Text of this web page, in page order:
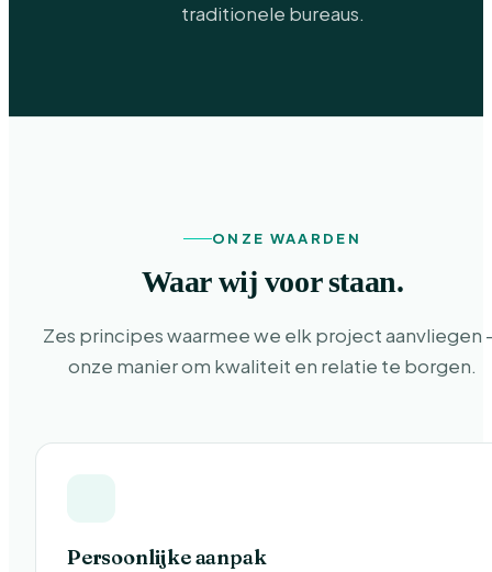
traditionele bureaus.
ONZE WAARDEN
Waar wij voor staan.
Zes principes waarmee we elk project aanvliegen
onze manier om kwaliteit en relatie te borgen.
Persoonlijke aanpak